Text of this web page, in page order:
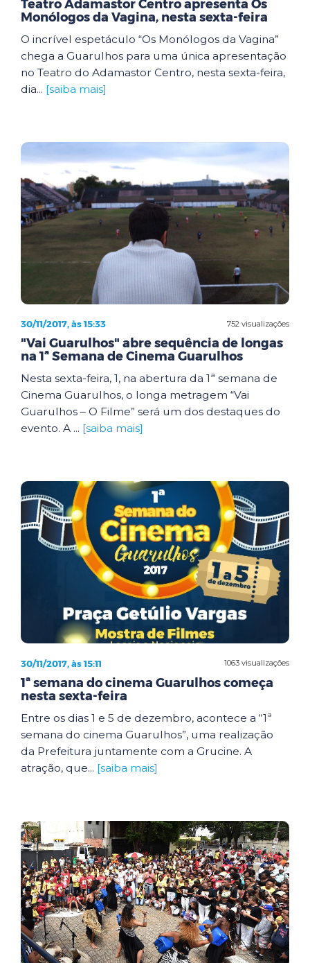
Teatro Adamastor Centro apresenta Os
Monólogos da Vagina, nesta sexta-feira
O incrível espetáculo “Os Monólogos da Vagina”
chega a Guarulhos para uma única apresentação
no Teatro do Adamastor Centro, nesta sexta-feira,
dia... [saiba mais]
752 visualizações
30/11/2017, às 15:33
"Vai Guarulhos" abre sequência de longas
na 1ª Semana de Cinema Guarulhos
Nesta sexta-feira, 1, na abertura da 1ª semana de
Cinema Guarulhos, o longa metragem “Vai
Guarulhos – O Filme” será um dos destaques do
evento. A ... [saiba mais]
1063 visualizações
30/11/2017, às 15:11
1ª semana do cinema Guarulhos começa
nesta sexta-feira
Entre os dias 1 e 5 de dezembro, acontece a “1ª
semana do cinema Guarulhos”, uma realização
da Prefeitura juntamente com a Grucine. A
atração, que... [saiba mais]